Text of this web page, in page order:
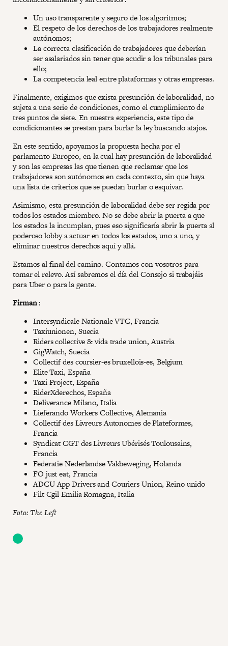
Un uso transparente y seguro de los algoritmos;
El respeto de los derechos de los trabajadores realmente
autónomos;
La correcta clasificación de trabajadores que deberían
ser asalariados sin tener que acudir a los tribunales para
ello;
La competencia leal entre plataformas y otras empresas.
Finalmente, exigimos que exista presunción de laboralidad, no
sujeta a una serie de condiciones, como el cumplimiento de
tres puntos de siete. En nuestra experiencia, este tipo de
condicionantes se prestan para burlar la ley buscando atajos.
En este sentido, apoyamos la propuesta hecha por el
parlamento Europeo, en la cual hay presunción de laboralidad
y son las empresas las que tienen que reclamar que los
trabajadores son autónomos en cada contexto, sin que haya
una lista de criterios que se puedan burlar o esquivar.
Asimismo, esta presunción de laboralidad debe ser regida por
todos los estados miembro. No se debe abrir la puerta a que
los estados la incumplan, pues eso significaría abrir la puerta al
poderoso lobby a actuar en todos los estados, uno a uno, y
eliminar nuestros derechos aquí y allá.
Estamos al final del camino. Contamos con vosotros para
tomar el relevo. Así sabremos el día del Consejo si trabajáis
para Uber o para la gente.
Firman:
Intersyndicale Nationale VTC, Francia
Taxiunionen, Suecia
Riders collective & vida trade union, Austria
GigWatch, Suecia
Collectif des coursier-es bruxellois-es, Belgium
Elite Taxi, España
Taxi Project, España
RiderXderechos, España
Deliverance Milano, Italia
Lieferando Workers Collective, Alemania
Collectif des Livreurs Autonomes de Plateformes,
Francia
Syndicat CGT des Livreurs Ubérisés Toulousains,
Francia
Federatie Nederlandse Vakbeweging, Holanda
FO just eat, Francia
ADCU App Drivers and Couriers Union, Reino unido
Filt Cgil Emilia Romagna, Italia
Foto: The Left